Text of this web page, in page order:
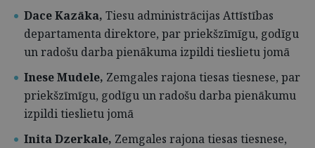
Dace Kazāka, Tiesu administrācijas Attīstības
departamenta direktore, par priekšzīmīgu, godīgu
un radošu darba pienākuma izpildi tieslietu jomā
Inese Mudele, Zemgales rajona tiesas tiesnese, par
priekšzīmīgu, godīgu un radošu darba pienākumu
izpildi tieslietu jomā
Inita Dzerkale, Zemgales rajona tiesas tiesnese,